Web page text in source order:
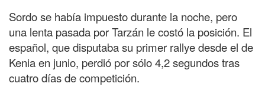
Sordo se había impuesto durante la noche, pero
una lenta pasada por Tarzán le costó la posición. El
español, que disputaba su primer rallye desde el de
Kenia en junio, perdió por sólo 4,2 segundos tras
cuatro días de competición.